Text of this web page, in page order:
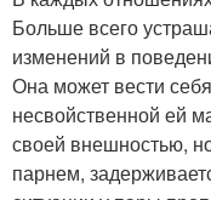
Больше всего
изменений в
Она может вести
несвойственной ей
своей внешностью,
парнем,